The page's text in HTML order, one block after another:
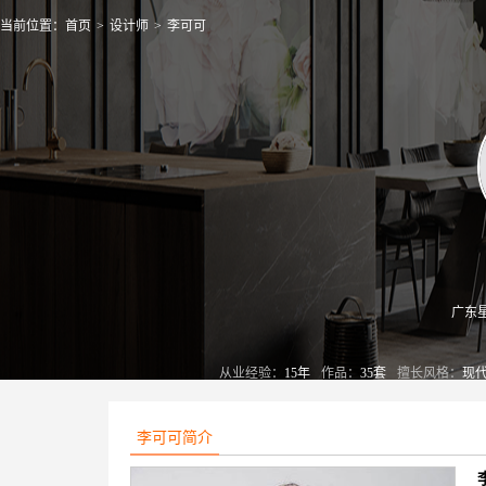
当前位置： 首页 > 设计师 > 李可可
广东
从业经验： 15年 作品： 35套 擅长风格：现
李可可简介